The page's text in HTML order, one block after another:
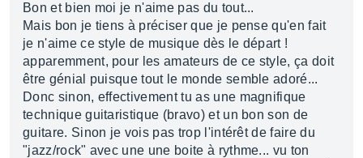
Bon et bien moi je n'aime pas du tout...
Mais bon je tiens à préciser que je pense qu'en fait
je n'aime ce style de musique dès le départ !
apparemment, pour les amateurs de ce style, ça doit
être génial puisque tout le monde semble adoré...
Donc sinon, effectivement tu as une magnifique
technique guitaristique (bravo) et un bon son de
guitare. Sinon je vois pas trop l'intérêt de faire du
"jazz/rock" avec une une boite à rythme... vu ton